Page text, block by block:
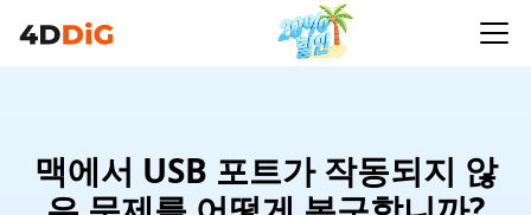
맥에서 USB 포트가 작동되지 않